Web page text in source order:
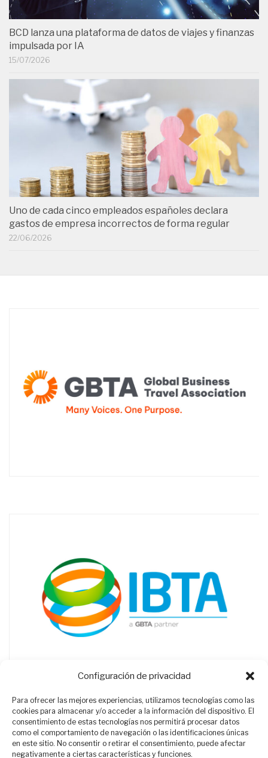
Configuración de privacidad
Para ofrecer las mejores experiencias, utilizamos tecnologías como las
cookies para almacenar y/o acceder a la información del dispositivo. El
consentimiento de estas tecnologías nos permitirá procesar datos
como el comportamiento de navegación o las identificaciones únicas
en este sitio. No consentir o retirar el consentimiento, puede afectar
negativamente a ciertas características y funciones.
BCD lanza una plataforma de datos de viajes y finanzas
impulsada por IA
15/07/2026
Uno de cada cinco empleados españoles declara
gastos de empresa incorrectos de forma regular
22/06/2026